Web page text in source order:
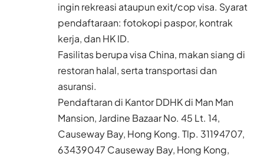
ingin rekreasi ataupun exit/cop visa. Syarat
pendaftaraan: fotokopi paspor, kontrak
kerja, dan HK ID.
Fasilitas berupa visa China, makan siang di
restoran halal, serta transportasi dan
asuransi.
Pendaftaran di Kantor DDHK di Man Man
Mansion, Jardine Bazaar No. 45 Lt. 14,
Causeway Bay, Hong Kong. Tlp. 31194707,
63439047 Causeway Bay, Hong Kong,